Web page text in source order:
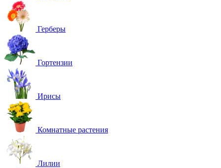
Герберы
Гортензии
Ирисы
Комнатные растения
Лилии